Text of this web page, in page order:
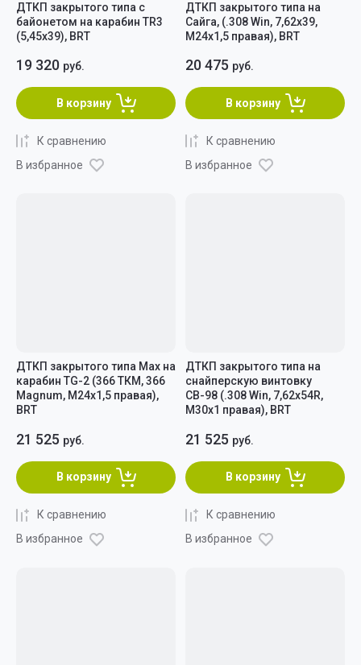
ДТКП закрытого типа c
байонетом на карабин TR3
(5,45x39), BRT
19 320 руб.
В корзину
К сравнению
В избранное
ДТКП закрытого типа на
Сайга, (.308 Win, 7,62x39,
М24x1,5 правая), BRT
20 475 руб.
В корзину
К сравнению
В избранное
ДТКП закрытого типа Max на
карабин TG-2 (366 ТКМ, 366
Magnum, M24x1,5 правая),
BRT
21 525 руб.
В корзину
К сравнению
В избранное
ДТКП закрытого типа на
снайперскую винтовку
СВ-98 (.308 Win, 7,62х54R,
М30х1 правая), BRT
21 525 руб.
В корзину
К сравнению
В избранное